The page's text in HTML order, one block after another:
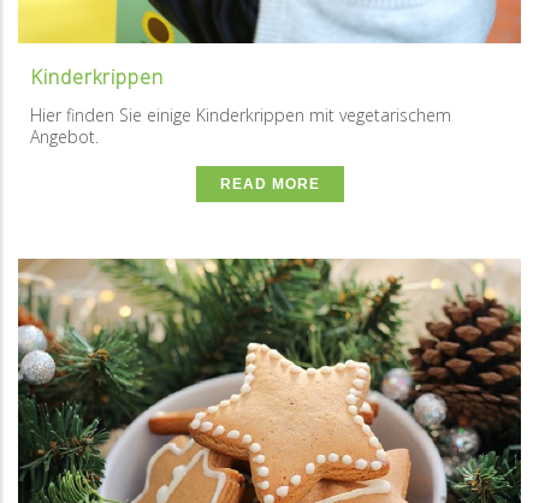
Kinderkrippen
Hier finden Sie einige Kinderkrippen mit vegetarischem
Angebot.
READ MORE